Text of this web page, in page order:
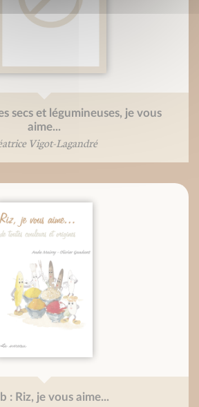
secs et légumineuses, je vous
aime...
Vigot-Lagandré
: Riz, je vous aime...